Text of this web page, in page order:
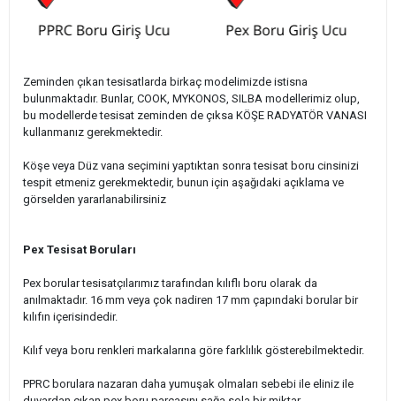
Zeminden çıkan tesisatlarda birkaç modelimizde istisna
bulunmaktadır. Bunlar, COOK, MYKONOS, SILBA modellerimiz olup,
bu modellerde tesisat zeminden de çıksa KÖŞE RADYATÖR VANASI
kullanmanız gerekmektedir.
Köşe veya Düz vana seçimini yaptıktan sonra tesisat boru cinsinizi
tespit etmeniz gerekmektedir, bunun için aşağıdaki açıklama ve
görselden yararlanabilirsiniz
Pex Tesisat Boruları
Pex borular tesisatçılarımız tarafından kılıflı boru olarak da
anılmaktadır. 16 mm veya çok nadiren 17 mm çapındaki borular bir
kılıfın içerisindedir.
Kılıf veya boru renkleri markalarına göre farklılık gösterebilmektedir.
PPRC borulara nazaran daha yumuşak olmaları sebebi ile eliniz ile